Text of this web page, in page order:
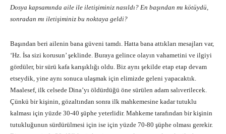
Dosya kapsamında aile ile iletişiminiz nasıldı? En başından mı kötüydü,
sonradan mı iletişiminiz bu noktaya geldi?
Başından beri ailenin bana güveni tamdı. Hatta bana attıkları mesajları var,
‘Hz. İsa sizi korusun’ şeklinde. Buraya gelince olayın vahametini ve ilgiyi
gördüler, bir sürü kafa karışıklığı oldu. Biz aynı şekilde etap etap devam
etseydik, yine aynı sonuca ulaşmak için elimizde geleni yapacaktık.
Maalesef, ilk celsede Dina’yı öldürdüğü öne sürülen adam salıverilecek.
Çünkü bir kişinin, gözaltından sonra ilk mahkemesine kadar tutuklu
kalması için yüzde 30-40 şüphe yeterlidir. Mahkeme tarafından bir kişinin
tutukluğunun sürdürülmesi için ise için yüzde 70-80 şüphe olması gerekir.